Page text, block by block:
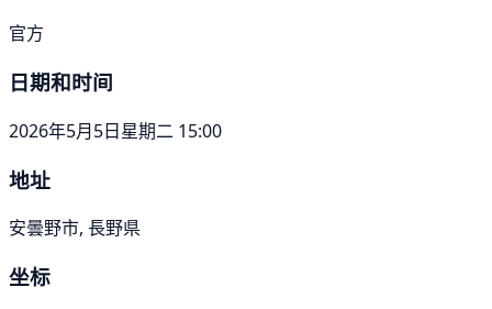
官方
日期和时间
2026年5月5日星期二 15:00
地址
安曇野市, 長野県
坐标